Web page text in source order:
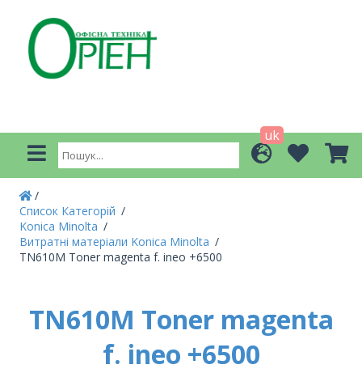
uk
Список Категорій
Konica Minolta
Витратні матеріали Konica Minolta
TN610M Toner magenta f. ineo +6500
TN610M Toner magenta
f. ineo +6500